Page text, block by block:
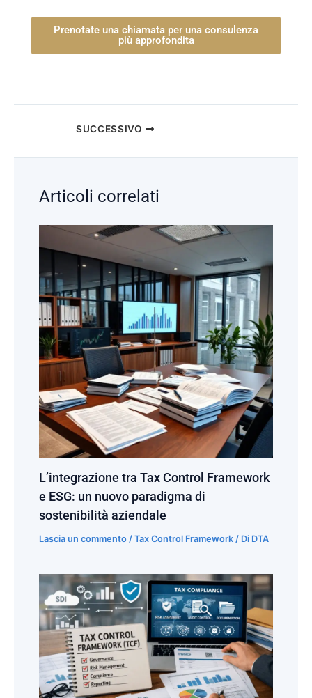
Prenotate una chiamata per una consulenza
più approfondita
SUCCESSIVO
Articoli correlati
L’integrazione tra Tax Control Framework
e ESG: un nuovo paradigma di
sostenibilità aziendale
Lascia un commento /Tax Control Framework / Di DTA